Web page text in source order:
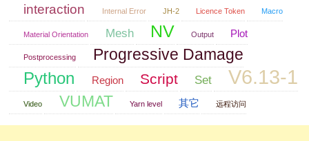
interaction Internal Error JH-2 Licence Token Macro
Material Orientation Mesh NV Output Plot
Postprocessing Progressive Damage
Python Region Script Set V6.13-1
Video VUMAT Yarn level 其它 远程访问